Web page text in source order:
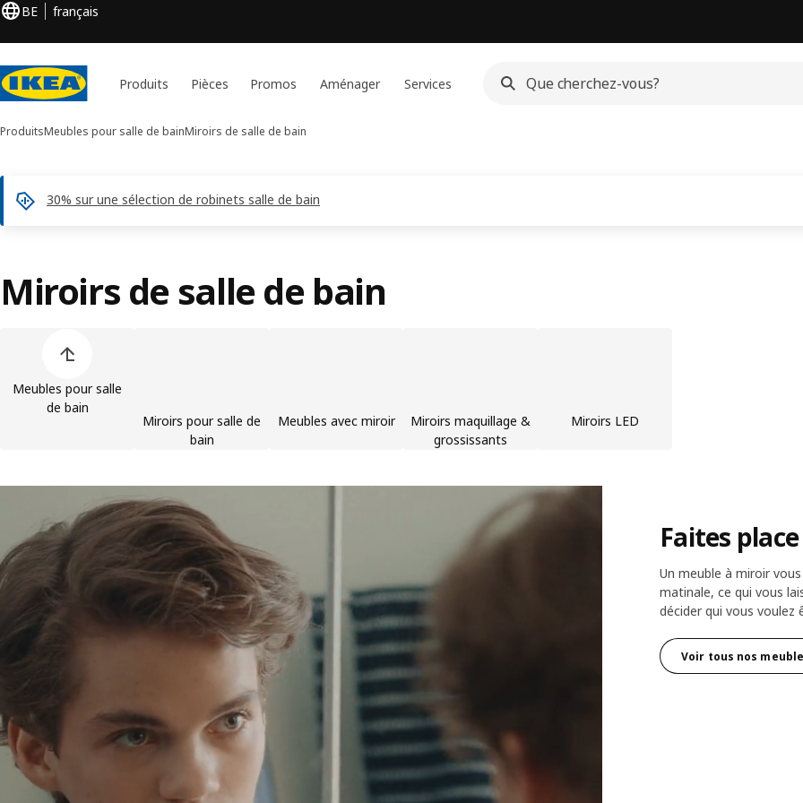
BE français
Produits Pièces Promos Aménager Services
ProduitsMeubles pour salle de bainMiroirs de salle de bain
30% sur une sélection de robinets salle de bain
Miroirs de salle de bain
Meubles pour salle
de bain
Miroirs pour salle de
bain
Meubles avec miroir
Miroirs maquillage &
grossissants
Miroirs LED
Faites
Un meuble à miroir
matinale, ce qui vous
décider qui vous voulez
Voir tous nos